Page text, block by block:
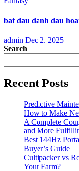
bat dau danh dau
admin Dec 2, 2025
Search
Recent Posts
Predictive
How to Make
A Complete
and More
Best 144Hz
Buyer’s Guide
Cultipacker vs
Your Farm?